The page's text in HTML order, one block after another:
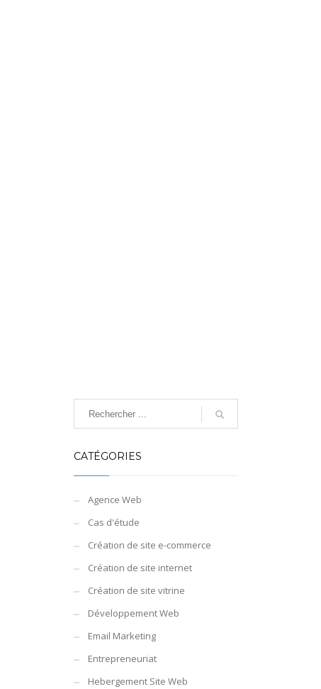
CATÉGORIES
Agence Web
Cas d'étude
Création de site e-commerce
Création de site internet
Création de site vitrine
Développement Web
Email Marketing
Entrepreneuriat
Hebergement Site Web